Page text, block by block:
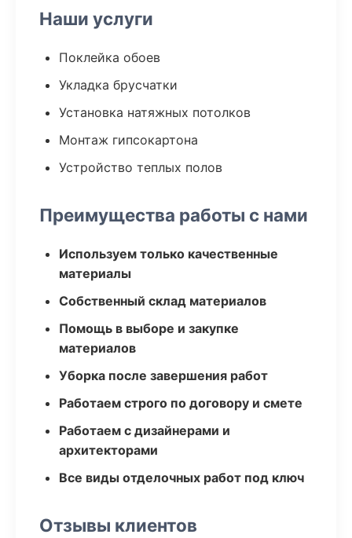
Наши услуги
Поклейка обоев
Укладка брусчатки
Установка натяжных потолков
Монтаж гипсокартона
Устройство теплых полов
Преимущества работы с нами
Используем только качественные
материалы
Собственный склад материалов
Помощь в выборе и закупке
материалов
Уборка после завершения работ
Работаем строго по договору и смете
Работаем с дизайнерами и
архитекторами
Все виды отделочных работ под ключ
Отзывы клиентов